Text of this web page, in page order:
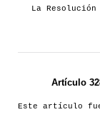
La
Artículo
Este artículo